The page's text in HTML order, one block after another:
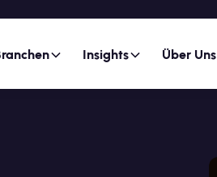
Insights Über Uns